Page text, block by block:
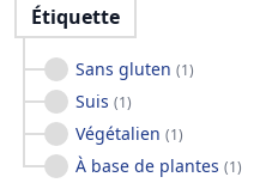
Étiquette
Sans gluten (1)
Suis (1)
Végétalien (1)
À base de plantes (1)